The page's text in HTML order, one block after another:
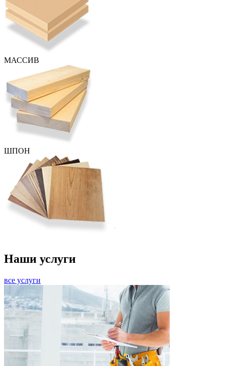
МАССИВ
ШПОН
Наши услуги
все услуги